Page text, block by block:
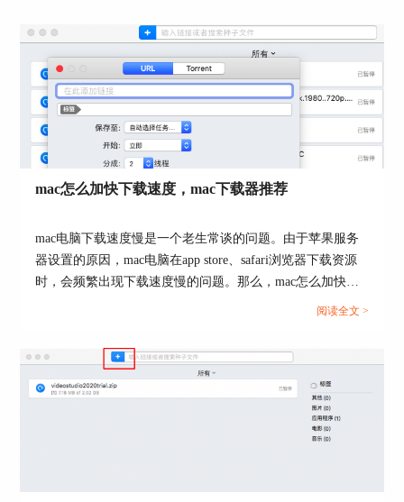
图3：选择资源界面
开，资源便被添加至创建种子文件弹窗内。
mac怎么加快下载速度，mac下载器推荐
mac电脑下载速度慢是一个老生常谈的问题。由于苹果服务
器设置的原因，mac电脑在app store、safari浏览器下载资源
时，会频繁出现下载速度慢的问题。那么，mac怎么加快下
载速度？mac下载器推荐有哪些？接下来，就让我们一起来
阅读全文 >